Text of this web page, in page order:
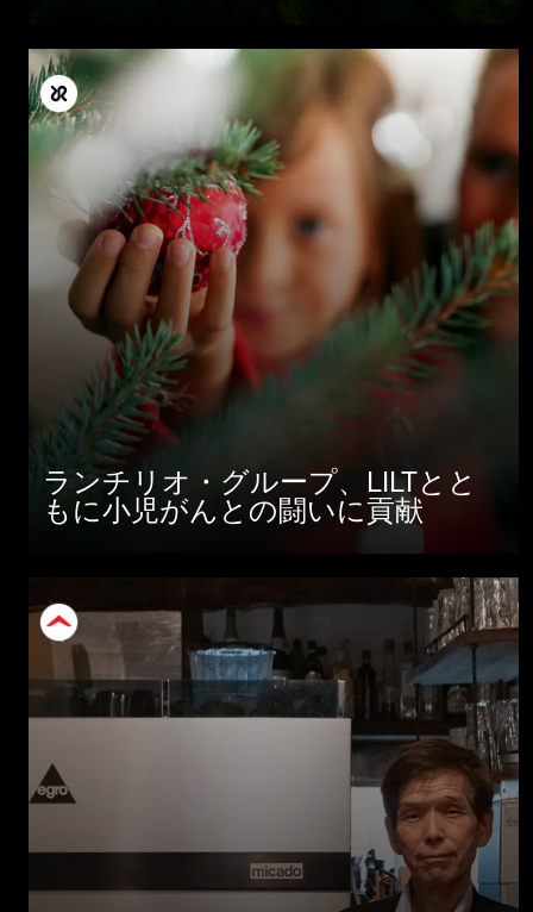
ランチリオ・グループ、LILTとと
もに小児がんとの闘いに貢献